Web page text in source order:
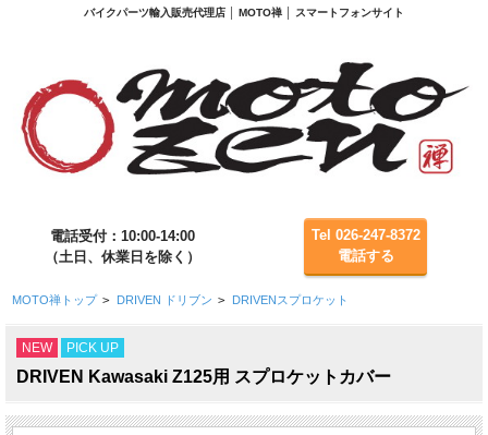
バイクパーツ輸入販売代理店 │ MOTO禅 │ スマートフォンサイト
電話受付：10:00-14:00
（土日、休業日を除く）
Tel 026-247-8372
電話する
MOTO禅トップ > DRIVEN ドリブン > DRIVENスプロケット
NEW PICK UP
DRIVEN Kawasaki Z125用 スプロケットカバー